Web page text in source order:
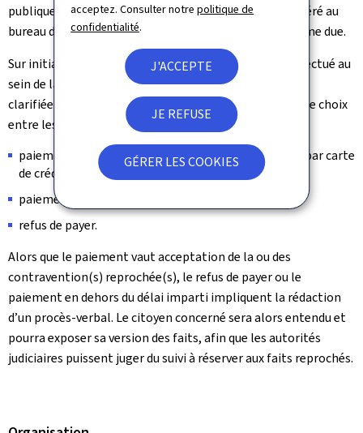
acceptez. Consulter notrepolitique de
confidentialité.
J'ACCEPTE
JE REFUSE
GÉRER LES COOKIES
publiques, la deuxième consistant en un paiement différé au
bureau de police ou un versement/virement de la somme due.
Sur initiative de l’IGP, un rappel en la matière a été effectué au
sein de la Police et les prescriptions de service ont été
clarifiées en ce sens que tout contrevenant résident a le choix
entre les trois options suivantes :
paiement immédiat de l’AT sur place, en espèces ou par carte
de crédit;
paiement différé endéans le délai imparti;
refus de payer.
Alors que le paiement vaut acceptation de la ou des
contravention(s) reprochée(s), le refus de payer ou le
paiement en dehors du délai imparti impliquent la rédaction
d’un procès-verbal. Le citoyen concerné sera alors entendu et
pourra exposer sa version des faits, afin que les autorités
judiciaires puissent juger du suivi à réserver aux faits reprochés.